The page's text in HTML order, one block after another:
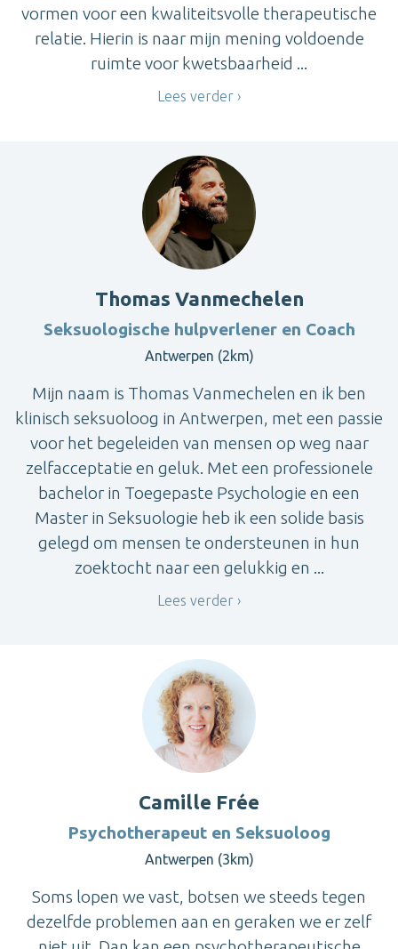
vormen voor een kwaliteitsvolle therapeutische
relatie. Hierin is naar mijn mening voldoende
ruimte voor kwetsbaarheid ...
Lees verder
Thomas Vanmechelen
Seksuologische hulpverlener en Coach
Antwerpen (2km)
Mijn naam is Thomas Vanmechelen en ik ben
klinisch seksuoloog in Antwerpen, met een passie
voor het begeleiden van mensen op weg naar
zelfacceptatie en geluk. Met een professionele
bachelor in Toegepaste Psychologie en een
Master in Seksuologie heb ik een solide basis
gelegd om mensen te ondersteunen in hun
zoektocht naar een gelukkig en ...
Lees verder
Camille Frée
Psychotherapeut en Seksuoloog
Antwerpen (3km)
Soms lopen we vast, botsen we steeds tegen
dezelfde problemen aan en geraken we er zelf